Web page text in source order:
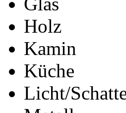
Holz
Kamin
Küche
Licht/